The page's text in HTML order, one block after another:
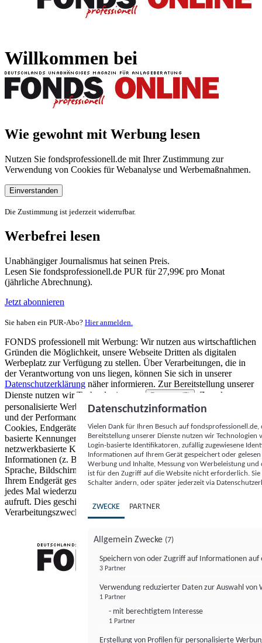
Willkommen bei
Wie gewohnt mit Werbung lesen
Nutzen Sie fondsprofessionell.de mit Ihrer Zustimmung zur
Verwendung von Cookies für Webanalyse und Werbemaßnahmen.
Einverstanden
Die Zustimmung ist jederzeit widerrufbar.
Werbefrei lesen
Unabhängiger Journalismus hat seinen Preis.
Lesen Sie fondsprofessionell.de PUR für 27,99€ pro Monat
(jährliche Abrechnung).
Jetzt abonnieren
Sie haben ein PUR-Abo? Hier anmelden.
FONDS professionell mit Werbung: Wir nutzen aus wirtschaftlichen
Gründen die Möglichkeit, unsere Webseite Dritten als digitalen
Werbeplatz zur Verfügung zu stellen. Über Verarbeitungen, die in
der Verantwortung von uns liegen, können Sie sich in unserer
Datenschutzerklärung näher informieren. Zur Bereitstellung unserer
Dienste nutzen wir Technologien von
Partnern (5)
. Zwecke:
personalisierte Werbung und Inhalte, Messung von Werbeleistung
und der Performance von Inhalten sowie Zielgruppenforschung.
Cookies, Endgeräte- oder ähnliche Online-Kennungen (z. B. login-
basierte Kennungen, zufällig generierte Kennungen,
netzwerkbasierte Kennungen) können zusammen mit anderen
Informationen (z. B. Browsertyp und Browserinformationen,
Sprache, Bildschirmgröße, unterstützte Technologien usw.) auf
Ihrem Endgerät gespeichert oder von dort ausgelesen werden, um es
jedes Mal wiederzuerkennen, wenn es eine App oder einer Webseite
aufruft. Dies geschieht für einen oder mehrere der hier aufgeführten
Verarbeitungszwecke.
Datenschutzinformation
Vielen Dank für Ihren Besuch auf
Bereitstellung unserer Dienste nutzen wir Technologien
Login-basierte Identifikatoren, zufällig zugewiesene
Informationen auf Ihrem Gerät gespeichert oder
Werbung und Inhalte, Messung von Werbeleistung
ist für den Zugriff auf die Website nicht erforderlich.
Schalter ändern, oder später jederzeit via
ZWECKE PARTNER
Allgemein Zwecke (7)
Speichern von oder Zugriff auf Informationen auf
3 Partner
Verwendung reduzierter Daten zur Auswahl von
1 Partner
- mit berechtigtem Interesse
1 Partner
Erstellung von Profilen für personalisierte
FONDS professionell